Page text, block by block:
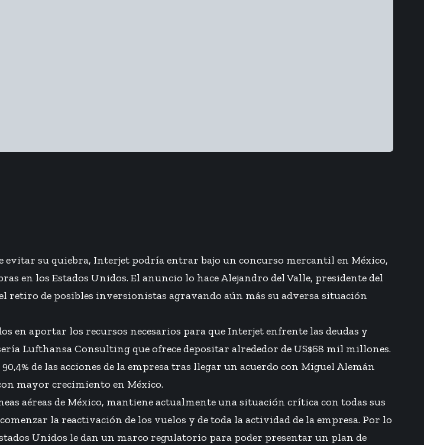
su quiebra, Interjet podría entrar bajo un concurso mercantil en México,
en los Estados Unidos. El anuncio lo hace Alejandro del Valle, presidente del
retiro de posibles inversionistas agravando aún más su adversa situación
en aportar los recursos necesarios para que Interjet enfrente las deudas y
Lufthansa Consulting que ofrece depositar alrededor de US$68 mil millones.
de las acciones de la empresa tras llegar un acuerdo con Miguel Alemán
mayor crecimiento en México.
aéreas de México, mantiene actualmente una situación crítica con todas sus
la reactivación de los vuelos y de toda la actividad de la empresa. Por lo
Unidos le dan un marco regulatorio para poder presentar un plan de